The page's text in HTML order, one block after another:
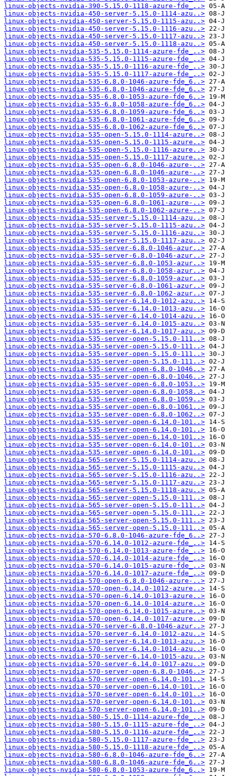
linux-objects-nvidia-390-5.15.0-1118-azure-fde_..>
linux-objects-nvidia-450-server-5.15.0-1114-azu..>
linux-objects-nvidia-450-server-5.15.0-1115-azu..>
linux-objects-nvidia-450-server-5.15.0-1116-azu..>
linux-objects-nvidia-450-server-5.15.0-1117-azu..>
linux-objects-nvidia-450-server-5.15.0-1118-azu..>
linux-objects-nvidia-535-5.15.0-1114-azure-fde_..>
linux-objects-nvidia-535-5.15.0-1115-azure-fde_..>
linux-objects-nvidia-535-5.15.0-1116-azure-fde_..>
linux-objects-nvidia-535-5.15.0-1117-azure-fde_..>
linux-objects-nvidia-535-6.8.0-1046-azure-fde_6..>
linux-objects-nvidia-535-6.8.0-1046-azure-fde_6..>
linux-objects-nvidia-535-6.8.0-1053-azure-fde_6..>
linux-objects-nvidia-535-6.8.0-1058-azure-fde_6..>
linux-objects-nvidia-535-6.8.0-1059-azure-fde_6..>
linux-objects-nvidia-535-6.8.0-1061-azure-fde_6..>
linux-objects-nvidia-535-6.8.0-1062-azure-fde_6..>
linux-objects-nvidia-535-open-5.15.0-1114-azure..>
linux-objects-nvidia-535-open-5.15.0-1115-azure..>
linux-objects-nvidia-535-open-5.15.0-1116-azure..>
linux-objects-nvidia-535-open-5.15.0-1117-azure..>
linux-objects-nvidia-535-open-6.8.0-1046-azure-..>
linux-objects-nvidia-535-open-6.8.0-1046-azure-..>
linux-objects-nvidia-535-open-6.8.0-1053-azure-..>
linux-objects-nvidia-535-open-6.8.0-1058-azure-..>
linux-objects-nvidia-535-open-6.8.0-1059-azure-..>
linux-objects-nvidia-535-open-6.8.0-1061-azure-..>
linux-objects-nvidia-535-open-6.8.0-1062-azure-..>
linux-objects-nvidia-535-server-5.15.0-1114-azu..>
linux-objects-nvidia-535-server-5.15.0-1115-azu..>
linux-objects-nvidia-535-server-5.15.0-1116-azu..>
linux-objects-nvidia-535-server-5.15.0-1117-azu..>
linux-objects-nvidia-535-server-6.8.0-1046-azur..>
linux-objects-nvidia-535-server-6.8.0-1046-azur..>
linux-objects-nvidia-535-server-6.8.0-1053-azur..>
linux-objects-nvidia-535-server-6.8.0-1058-azur..>
linux-objects-nvidia-535-server-6.8.0-1059-azur..>
linux-objects-nvidia-535-server-6.8.0-1061-azur..>
linux-objects-nvidia-535-server-6.8.0-1062-azur..>
linux-objects-nvidia-535-server-6.14.0-1012-azu..>
linux-objects-nvidia-535-server-6.14.0-1013-azu..>
linux-objects-nvidia-535-server-6.14.0-1014-azu..>
linux-objects-nvidia-535-server-6.14.0-1015-azu..>
linux-objects-nvidia-535-server-6.14.0-1017-azu..>
linux-objects-nvidia-535-server-open-5.15.0-111..>
linux-objects-nvidia-535-server-open-5.15.0-111..>
linux-objects-nvidia-535-server-open-5.15.0-111..>
linux-objects-nvidia-535-server-open-5.15.0-111..>
linux-objects-nvidia-535-server-open-6.8.0-1046..>
linux-objects-nvidia-535-server-open-6.8.0-1046..>
linux-objects-nvidia-535-server-open-6.8.0-1053..>
linux-objects-nvidia-535-server-open-6.8.0-1058..>
linux-objects-nvidia-535-server-open-6.8.0-1059..>
linux-objects-nvidia-535-server-open-6.8.0-1061..>
linux-objects-nvidia-535-server-open-6.8.0-1062..>
linux-objects-nvidia-535-server-open-6.14.0-101..>
linux-objects-nvidia-535-server-open-6.14.0-101..>
linux-objects-nvidia-535-server-open-6.14.0-101..>
linux-objects-nvidia-535-server-open-6.14.0-101..>
linux-objects-nvidia-535-server-open-6.14.0-101..>
linux-objects-nvidia-565-server-5.15.0-1114-azu..>
linux-objects-nvidia-565-server-5.15.0-1115-azu..>
linux-objects-nvidia-565-server-5.15.0-1116-azu..>
linux-objects-nvidia-565-server-5.15.0-1117-azu..>
linux-objects-nvidia-565-server-5.15.0-1118-azu..>
linux-objects-nvidia-565-server-open-5.15.0-111..>
linux-objects-nvidia-565-server-open-5.15.0-111..>
linux-objects-nvidia-565-server-open-5.15.0-111..>
linux-objects-nvidia-565-server-open-5.15.0-111..>
linux-objects-nvidia-565-server-open-5.15.0-111..>
linux-objects-nvidia-570-6.8.0-1046-azure-fde_6..>
linux-objects-nvidia-570-6.14.0-1012-azure-fde_..>
linux-objects-nvidia-570-6.14.0-1013-azure-fde_..>
linux-objects-nvidia-570-6.14.0-1014-azure-fde_..>
linux-objects-nvidia-570-6.14.0-1015-azure-fde_..>
linux-objects-nvidia-570-6.14.0-1017-azure-fde_..>
linux-objects-nvidia-570-open-6.8.0-1046-azure-..>
linux-objects-nvidia-570-open-6.14.0-1012-azure..>
linux-objects-nvidia-570-open-6.14.0-1013-azure..>
linux-objects-nvidia-570-open-6.14.0-1014-azure..>
linux-objects-nvidia-570-open-6.14.0-1015-azure..>
linux-objects-nvidia-570-open-6.14.0-1017-azure..>
linux-objects-nvidia-570-server-6.8.0-1046-azur..>
linux-objects-nvidia-570-server-6.14.0-1012-azu..>
linux-objects-nvidia-570-server-6.14.0-1013-azu..>
linux-objects-nvidia-570-server-6.14.0-1014-azu..>
linux-objects-nvidia-570-server-6.14.0-1015-azu..>
linux-objects-nvidia-570-server-6.14.0-1017-azu..>
linux-objects-nvidia-570-server-open-6.8.0-1046..>
linux-objects-nvidia-570-server-open-6.14.0-101..>
linux-objects-nvidia-570-server-open-6.14.0-101..>
linux-objects-nvidia-570-server-open-6.14.0-101..>
linux-objects-nvidia-570-server-open-6.14.0-101..>
linux-objects-nvidia-570-server-open-6.14.0-101..>
linux-objects-nvidia-580-5.15.0-1114-azure-fde_..>
linux-objects-nvidia-580-5.15.0-1115-azure-fde_..>
linux-objects-nvidia-580-5.15.0-1116-azure-fde_..>
linux-objects-nvidia-580-5.15.0-1117-azure-fde_..>
linux-objects-nvidia-580-5.15.0-1118-azure-fde_..>
linux-objects-nvidia-580-6.8.0-1046-azure-fde_6..>
linux-objects-nvidia-580-6.8.0-1046-azure-fde_6..>
linux-objects-nvidia-580-6.8.0-1053-azure-fde_6..>